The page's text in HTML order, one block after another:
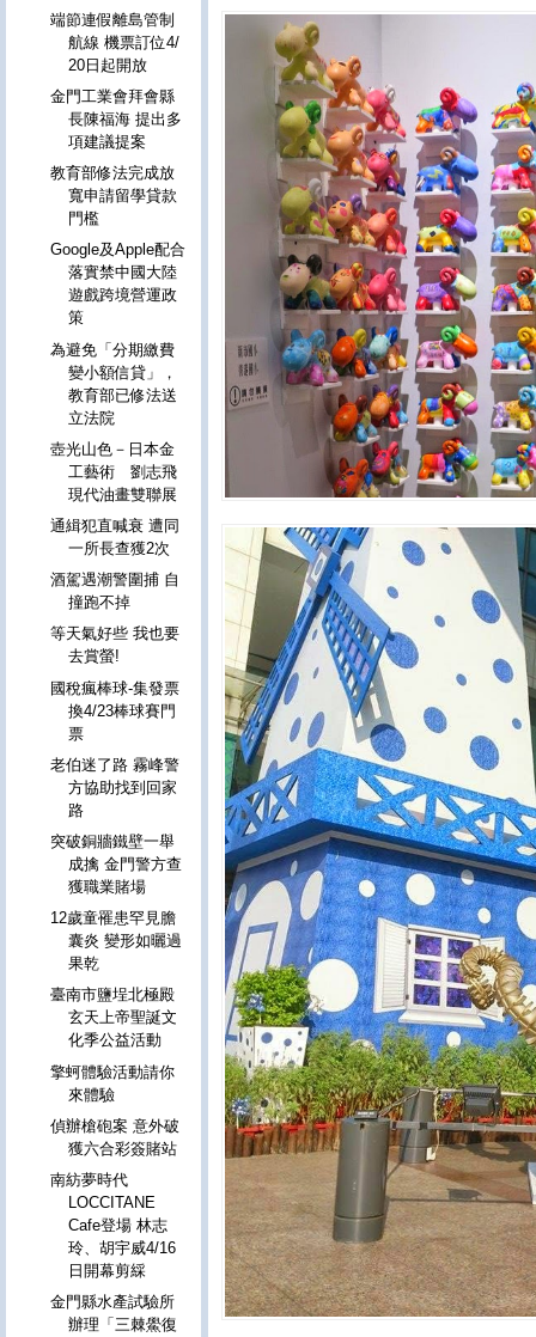
端節連假離島管制
航線 機票訂位4/
20日起開放
金門工業會拜會縣
長陳福海 提出多
項建議提案
教育部修法完成放
寬申請留學貸款
門檻
Google及Apple配合
落實禁中國大陸
遊戲跨境營運政
策
為避免「分期繳費
變小額信貸」，
教育部已修法送
立法院
壺光山色－日本金
工藝術 劉志飛
現代油畫雙聯展
通緝犯直喊衰 遭同
一所長查獲2次
酒駕遇潮警圍捕 自
撞跑不掉
等天氣好些 我也要
去賞螢!
國稅瘋棒球-集發票
換4/23棒球賽門
票
老伯迷了路 霧峰警
方協助找到回家
路
突破銅牆鐵壁一舉
成擒 金門警方查
獲職業賭場
12歲童罹患罕見膽
囊炎 變形如曬過
果乾
臺南市鹽埕北極殿
玄天上帝聖誕文
化季公益活動
擎蚵體驗活動請你
來體驗
偵辦槍砲案 意外破
獲六合彩簽賭站
南紡夢時代
LOCCITANE
Cafe登場 林志
玲、胡宇威4/16
日開幕剪綵
金門縣水產試驗所
辦理「三棘鱟復